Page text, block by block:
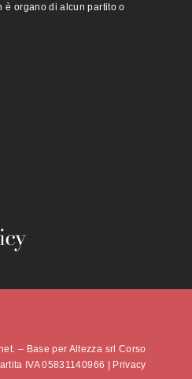
è organo di alcun partito o
– Base per Altezza srl Corso
IVA 05831140966 | Privacy